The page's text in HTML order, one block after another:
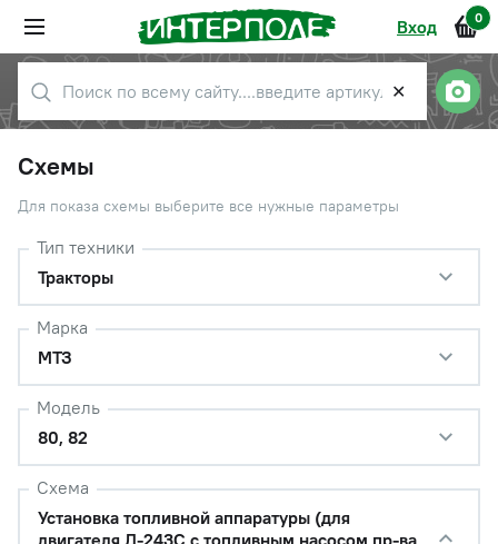
Вход 0
✕
Схемы
Для показа схемы выберите все нужные параметры
Тип техники
Тракторы
Марка
МТЗ
Модель
80, 82
Схема
Установка топливной аппаратуры (для
двигателя Д-243С с топливным насосом пр-ва